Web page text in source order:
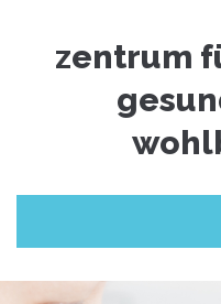
zentrum